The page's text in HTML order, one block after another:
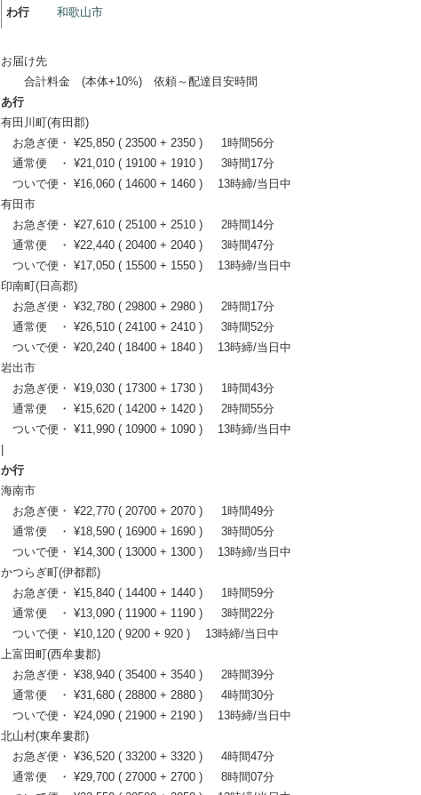
わ行 和歌山市
お届け先
合計料金 (本体+10%) 依頼～配達目安時間
あ行
有田川町(有田郡)
お急ぎ便・ ¥25,850 ( 23500 + 2350 ) 1時間56分
通常便 ・ ¥21,010 ( 19100 + 1910 ) 3時間17分
ついで便・ ¥16,060 ( 14600 + 1460 ) 13時締/当日中
有田市
お急ぎ便・ ¥27,610 ( 25100 + 2510 ) 2時間14分
通常便 ・ ¥22,440 ( 20400 + 2040 ) 3時間47分
ついで便・ ¥17,050 ( 15500 + 1550 ) 13時締/当日中
印南町(日高郡)
お急ぎ便・ ¥32,780 ( 29800 + 2980 ) 2時間17分
通常便 ・ ¥26,510 ( 24100 + 2410 ) 3時間52分
ついで便・ ¥20,240 ( 18400 + 1840 ) 13時締/当日中
岩出市
お急ぎ便・ ¥19,030 ( 17300 + 1730 ) 1時間43分
通常便 ・ ¥15,620 ( 14200 + 1420 ) 2時間55分
ついで便・ ¥11,990 ( 10900 + 1090 ) 13時締/当日中
か行
海南市
お急ぎ便・ ¥22,770 ( 20700 + 2070 ) 1時間49分
通常便 ・ ¥18,590 ( 16900 + 1690 ) 3時間05分
ついで便・ ¥14,300 ( 13000 + 1300 ) 13時締/当日中
かつらぎ町(伊都郡)
お急ぎ便・ ¥15,840 ( 14400 + 1440 ) 1時間59分
通常便 ・ ¥13,090 ( 11900 + 1190 ) 3時間22分
ついで便・ ¥10,120 ( 9200 + 920 ) 13時締/当日中
上富田町(西牟婁郡)
お急ぎ便・ ¥38,940 ( 35400 + 3540 ) 2時間39分
通常便 ・ ¥31,680 ( 28800 + 2880 ) 4時間30分
ついで便・ ¥24,090 ( 21900 + 2190 ) 13時締/当日中
北山村(東牟婁郡)
お急ぎ便・ ¥36,520 ( 33200 + 3320 ) 4時間47分
通常便 ・ ¥29,700 ( 27000 + 2700 ) 8時間07分